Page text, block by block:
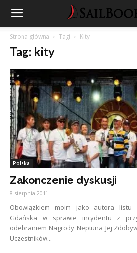
Strona główna Tagi Kity
Tag: kity
Polska
Zakonczenie dyskusji
8 sierpnia 2011
Obowiązkiem moim jako autora listu
Gdańska w sprawie incydentu z
odebraniem Nagrody Neptuna Jej
Uczestników...